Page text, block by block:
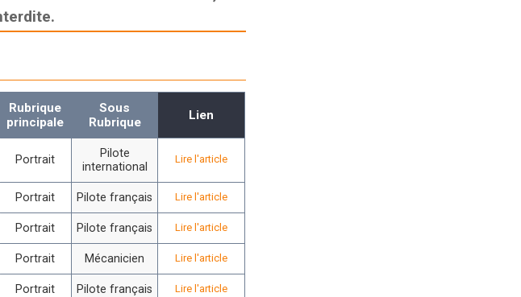
Rubrique
principale
Sous
Rubrique
Lien
Portrait
Pilote
international
Lire l'article
Portrait Pilote français Lire l'article
Portrait Pilote français Lire l'article
Portrait Mécanicien Lire l'article
Portrait Pilote français Lire l'article